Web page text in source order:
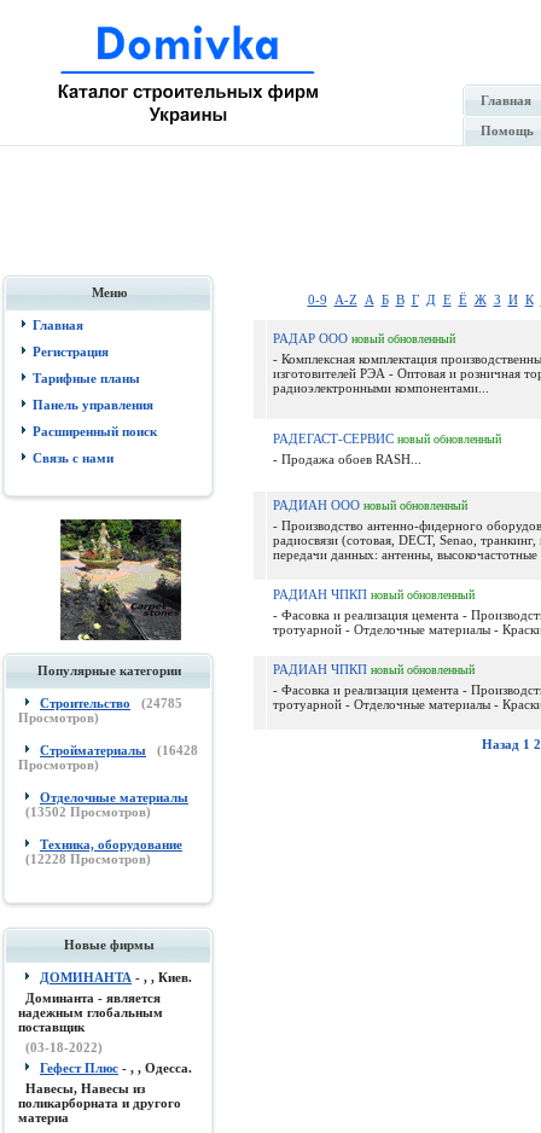
Главная
Помощь
Меню
Главная
Регистрация
Тарифные планы
Панель управления
Расширенный поиск
Связь с нами
Популярные категории
Строительство (24785
Просмотров)
Стройматериалы (16428
Просмотров)
Отделочные материалы
(13502 Просмотров)
Техника, оборудование
(12228 Просмотров)
Новые фирмы
ДОМИНАНТА - , , Киев.
Доминанта - является
надежным глобальным
поставщик
(03-18-2022)
Гефест Плюс - , , Одесса.
Навесы, Навесы из
поликарборната и другого
материа
0-9 A-Z А Б В Г Д Е Ё Ж З И К
РАДАР ООО новый обновленный
- Комплексная комплектация
изготовителей РЭА - Оптовая и розничная
радиоэлектронными компонентами...
РАДЕГАСТ-СЕРВИС новый обновленный
- Продажа обоев RASH...
РАДИАН ООО новый обновленный
- Производство антенно-фидерного
радиосвязи (сотовая, DECT, Senao,
передачи данных: антенны,
РАДИАН ЧПКП новый обновленный
- Фасовка и реализация цемента -
тротуарной - Отделочные материалы -
РАДИАН ЧПКП новый обновленный
- Фасовка и реализация цемента -
тротуарной - Отделочные материалы -
Назад 1 2